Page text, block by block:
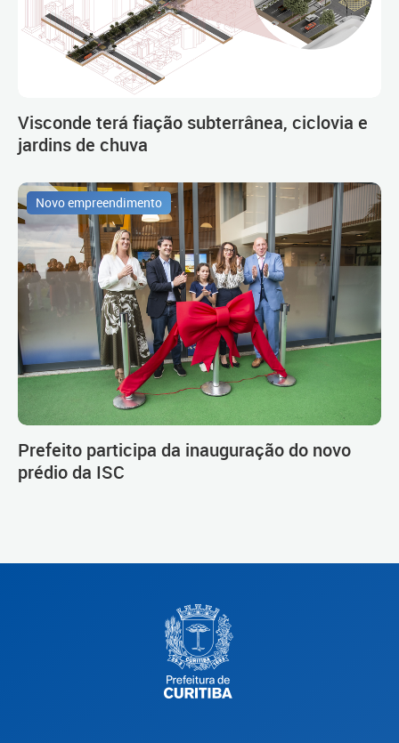
Visconde terá fiação subterrânea, ciclovia e
jardins de chuva
Novo empreendimento
Prefeito participa da inauguração do novo
prédio da ISC